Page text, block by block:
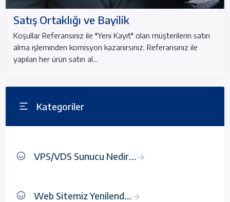
Satış Ortaklığı ve Bayilik
Koşullar Referansınız ile "Yeni Kayıt" olan müşterilerin satın
alma işleminden komisyon kazanırsınız. Referansınız ile
yapılan her ürün satın al...
Kategoriler
VPS/VDS Sunucu Nedir...
Web Sitemiz Yenilend...